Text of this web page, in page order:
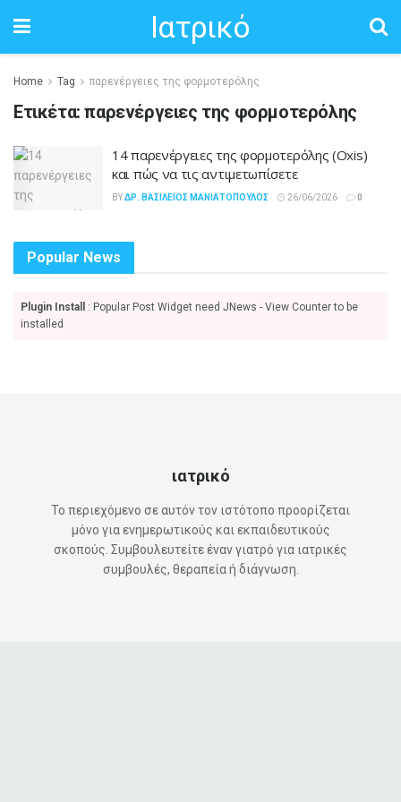
Ιατρικό
Home Tag παρενέργειες της φορμοτερόλης
Ετικέτα:παρενέργειες της φορμοτερόλης
14 παρενέργειες της φορμοτερόλης (Oxis)
και πώς να τις αντιμετωπίσετε
BYΔΡ. ΒΑΣΊΛΕΙΟΣ ΜΑΝΙΑΤΌΠΟΥΛΟΣ 26/06/2026 0
Popular News
Plugin Install
: Popular Post Widget need JNews - View Counter to be
installed
ιατρικό
Το περιεχόμενο σε αυτόν τον ιστότοπο προορίζεται
μόνο για ενημερωτικούς και εκπαιδευτικούς
σκοπούς. Συμβουλευτείτε έναν γιατρό για ιατρικές
συμβουλές, θεραπεία ή διάγνωση.